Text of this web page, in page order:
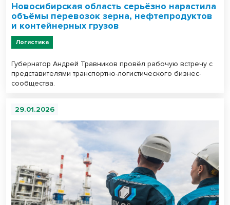
Новосибирская область серьёзно нарастила
объёмы перевозок зерна, нефтепродуктов
и контейнерных грузов
Логистика
Губернатор Андрей Травников провёл рабочую встречу с
представителями транспортно-логистического бизнес-
сообщества.
29.01.2026